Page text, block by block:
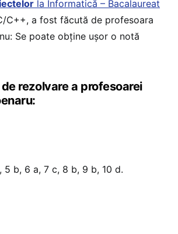
la Informatică – Bacalaureat
C++, a fost făcută de profesoara
Se poate obține ușor o notă
rezolvare a profesoarei
5 b, 6 a, 7 c, 8 b, 9 b, 10 d.